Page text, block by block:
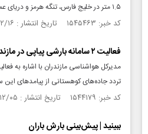
۱.۵ متر در خلیج فارس، تنگه هرمز و دریای عمان هشدار داد.
کد خبر: ۱۵۴۵۴۶۳ تاریخ انتشار : ۱۴۰۴/۱۲/۱۶
فعالیت ۲ سامانه بارشی پیاپی در مازندران
مدیرکل هواشناسی مازندران با اشاره به
تردد جاده‌های کوهستانی از پیامدهای
کد خبر: ۱۵۴۴۱۷۹ تاریخ انتشار : ۱۴۰۴/۱۲/۰۵
ببینید | پیش‌بینی بارش باران